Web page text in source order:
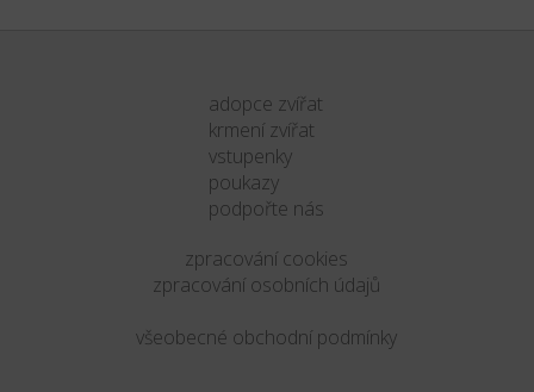
adopce zvířat
krmení zvířat
vstupenky
poukazy
podpořte nás
zpracování cookies
zpracování osobních údajů
všeobecné obchodní podmínky